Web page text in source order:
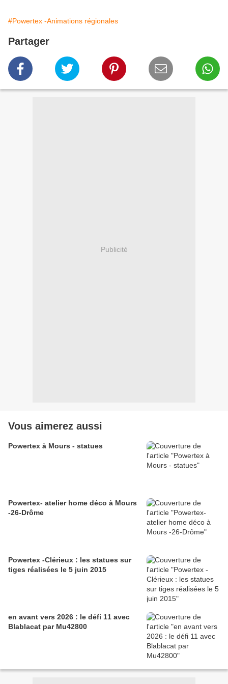
#Powertex -Animations régionales
Partager
Publicité
Vous aimerez aussi
Powertex à Mours - statues
Powertex- atelier home déco à Mours
-26-Drôme
Powertex -Clérieux : les statues sur
tiges réalisées le 5 juin 2015
en avant vers 2026 : le défi 11 avec
Blablacat par Mu42800